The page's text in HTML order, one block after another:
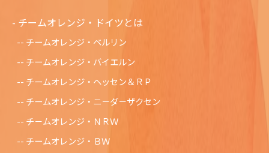
チームオレンジ・ドイツとは
チームオレンジ・ベルリン
チームオレンジ・バイエルン
チームオレンジ・ヘッセン＆ＲＰ
チームオレンジ・ニ－ダ－ザクセン
チ－ムオレンジ・ＮＲＷ
チームオレンジ・ＢＷ